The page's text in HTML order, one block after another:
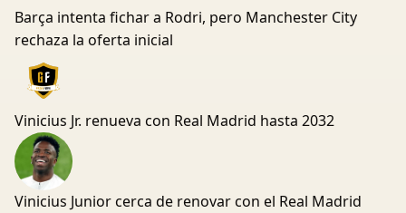
Barça intenta fichar a Rodri, pero Manchester City
rechaza la oferta inicial
Vinicius Jr. renueva con Real Madrid hasta 2032
Vinicius Junior cerca de renovar con el Real Madrid